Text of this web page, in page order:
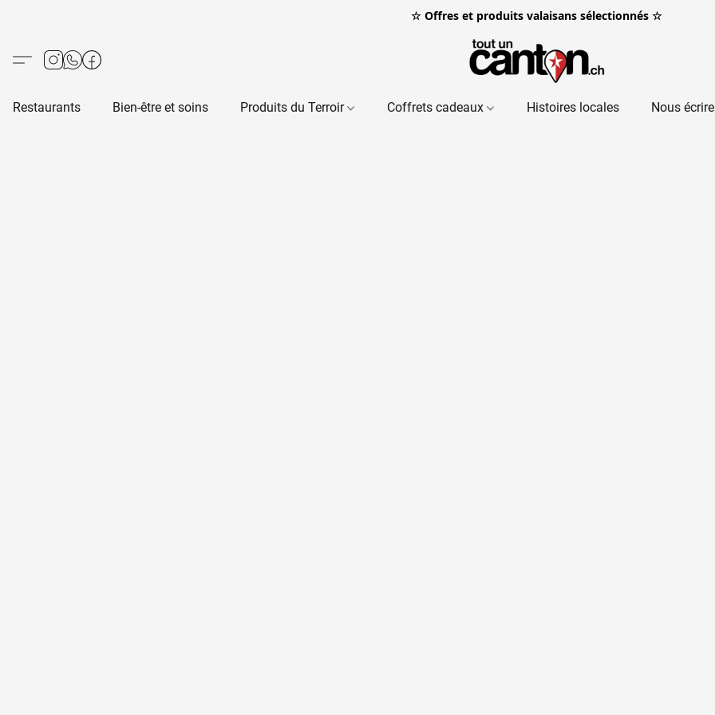
☆ Offres et produits valaisans sélectionnés ☆
Restaurants Bien-être et soins Produits du Terroir Coffrets cadeaux Histoires locales Nous écrire